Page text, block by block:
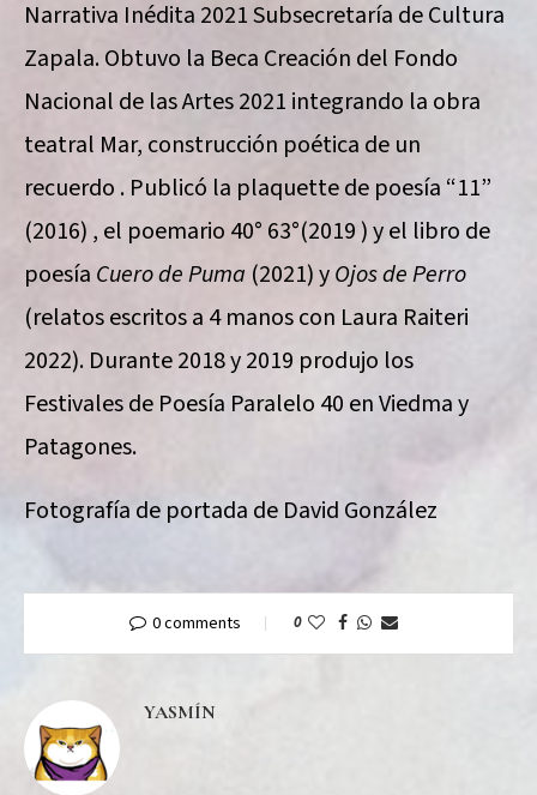
Narrativa Inédita 2021 Subsecretaría de Cultura
Zapala. Obtuvo la Beca Creación del Fondo
Nacional de las Artes 2021 integrando la obra
teatral Mar, construcción poética de un
recuerdo . Publicó la plaquette de poesía “11”
(2016) , el poemario 40° 63°(2019 ) y el libro de
poesía Cuero de Puma (2021) yOjos de Perro
(relatos escritos a 4 manos con Laura Raiteri
2022). Durante 2018 y 2019 produjo los
Festivales de Poesía Paralelo 40 en Viedma y
Patagones.
Fotografía de portada de David González
0 comments 0
YASMÍN